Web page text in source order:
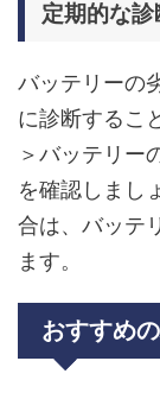
定期的な診
バッテリーの
に診断するこ
＞バッテリー
を確認しまし
合は、バッテ
ます。
おすすめ